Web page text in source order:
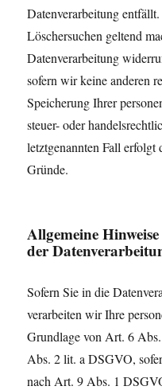
Datenverarbeitung
Löschersuchen geltend
Datenverarbeitung
sofern wir keine anderen
Speicherung Ihrer
steuer- oder
letztgenannten Fall
Gründe.
Allgemeine
der
Sofern Sie in die
verarbeiten wir Ihre
Grundlage von Art. 6
Abs. 2 lit. a DSGVO,
nach Art. 9 Abs. 1